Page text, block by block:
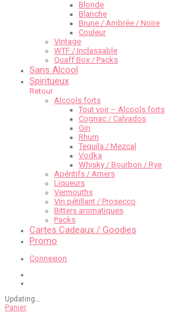
Blonde
Blanche
Brune / Ambrée / Noire
Couleur
Vintage
WTF / Inclassable
Quaff Box / Packs
Sans Alcool
Spiritueux
Retour
Alcools forts
Tout voir – Alcools forts
Cognac / Calvados
Gin
Rhum
Tequila / Mezcal
Vodka
Whisky / Bourbon / Rye
Apéritifs / Amers
Liqueurs
Vermouths
Vin pétillant / Prosecco
Bitters aromatiques
Packs
Cartes Cadeaux / Goodies
Promo
Connexion
Updating…
Panier